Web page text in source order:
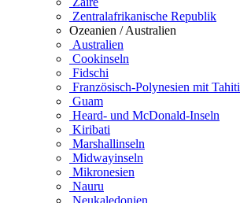
Zentralafrikanische Republik
Ozeanien / Australien
Australien
Cookinseln
Fidschi
Französisch-Polynesien mit Tahiti
Guam
Heard- und McDonald-Inseln
Kiribati
Marshallinseln
Midwayinseln
Mikronesien
Nauru
Neukaledonien